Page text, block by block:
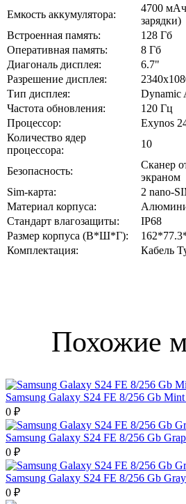
Емкость аккумулятора:
4700
зарядки)
Встроенная память:
128 Гб
Оперативная память:
8 Гб
Диагональ дисплея:
6.7"
Разрешение дисплея:
Тип дисплея:
Dynamic
Частота обновления:
120 Гц
Процессор:
Exynos
Количество ядер
процессора:
10
Безопасность:
Сканер
экраном
Sim-карта:
2 nano-
Материал корпуса:
Стандарт влагозащиты:
IP68
Размер корпуса (В*Ш*Г):
Комплектация:
Кабель
Похожие
Samsung Galaxy S24 FE 8/256 Gb
0 ₽
Samsung Galaxy S24 FE 8/256 Gb
0 ₽
Samsung Galaxy S24 FE 8/256 Gb
0 ₽